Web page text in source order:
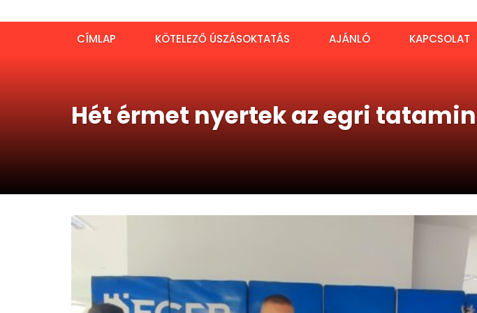
CÍMLAP KÖTELEZŐ ÚSZÁSOKTATÁS AJÁNLÓ KAPCSOLAT
Hét érmet nyertek az egri tatamin